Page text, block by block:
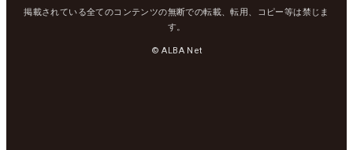
掲載されている全てのコンテンツの無断での転載、転用、コピー等は禁じま
す。
© ALBA Net